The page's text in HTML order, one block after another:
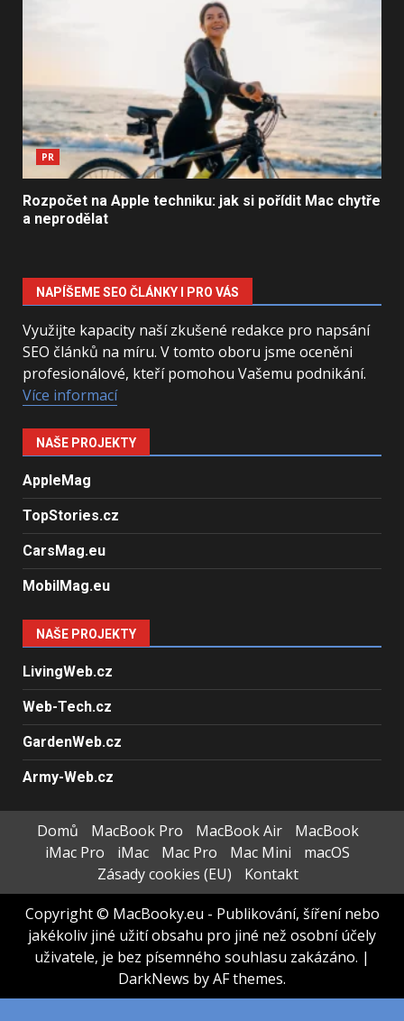
PR
Rozpočet na Apple techniku: jak si pořídit Mac chytře
a neprodělat
NAPÍŠEME SEO ČLÁNKY I PRO VÁS
Využijte kapacity naší zkušené redakce pro napsání
SEO článků na míru. V tomto oboru jsme oceněni
profesionálové, kteří pomohou Vašemu podnikání.
Více informací
NAŠE PROJEKTY
AppleMag
TopStories.cz
CarsMag.eu
MobilMag.eu
NAŠE PROJEKTY
LivingWeb.cz
Web-Tech.cz
GardenWeb.cz
Army-Web.cz
Domů MacBook Pro MacBook Air
MacBook
iMac Pro
iMac Mac Pro Mac Mini
macOS
Zásady cookies (EU)
Kontakt
Copyright © MacBooky.eu - Publikování, šíření nebo
jakékoliv jiné užití obsahu pro jiné než osobní účely
uživatele, je bez písemného souhlasu zakázáno. |
DarkNews by AF themes.